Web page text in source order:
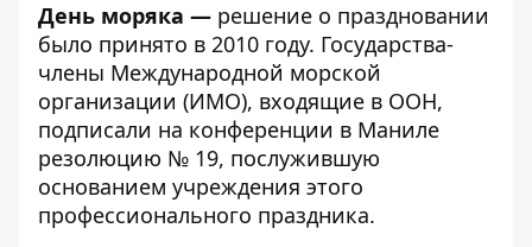
День моряка — решение о праздновании
было принято в 2010 году. Государства-
члены Международной морской
организации (ИМО), входящие в ООН,
подписали на конференции в Маниле
резолюцию № 19, послужившую
основанием учреждения этого
профессионального праздника.